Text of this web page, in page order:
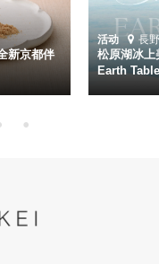
新京都伴
活动 長
松原湖冰
Earth